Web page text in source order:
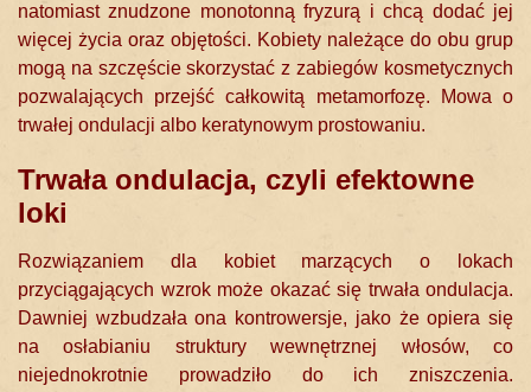
natomiast znudzone monotonną fryzurą i chcą dodać jej
więcej życia oraz objętości. Kobiety należące do obu grup
mogą na szczęście skorzystać z zabiegów kosmetycznych
pozwalających przejść całkowitą metamorfozę. Mowa o
trwałej ondulacji albo keratynowym prostowaniu.
Trwała ondulacja, czyli efektowne
loki
Rozwiązaniem dla kobiet marzących o lokach
przyciągających wzrok może okazać się trwała ondulacja.
Dawniej wzbudzała ona kontrowersje, jako że opiera się
na osłabianiu struktury wewnętrznej włosów, co
niejednokrotnie prowadziło do ich zniszczenia.